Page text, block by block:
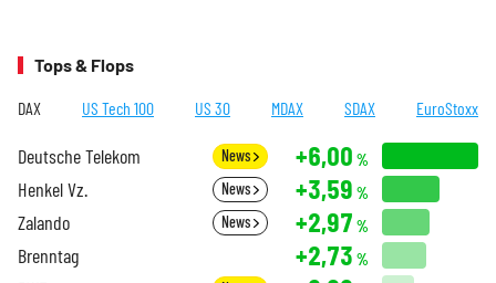
Tops & Flops
DAX US Tech 100 US 30 MDAX SDAX EuroStoxx
Deutsche Telekom News +6,00 %
Henkel Vz. News +3,59 %
Zalando News +2,97 %
Brenntag +2,73 %